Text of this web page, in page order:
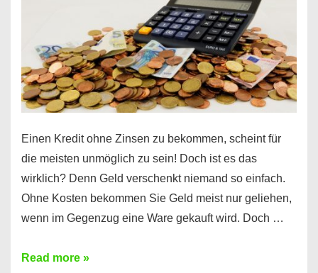
erfahren
Sie
es
Einen Kredit ohne Zinsen zu bekommen, scheint für
die meisten unmöglich zu sein! Doch ist es das
wirklich? Denn Geld verschenkt niemand so einfach.
Ohne Kosten bekommen Sie Geld meist nur geliehen,
wenn im Gegenzug eine Ware gekauft wird. Doch …
Einen
Read more »